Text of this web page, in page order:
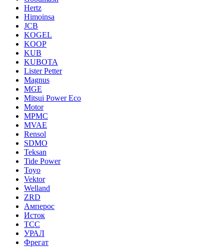
Hertz
Himoinsa
JCB
KOGEL
KOOP
KUB
KUBOTA
Lister Petter
Magnus
MGE
Mitsui Power Eco
Motor
MPMC
MVAE
Rensol
SDMO
Teksan
Tide Power
Toyo
Vektor
Welland
ZRD
Амперос
Исток
ТСС
УРАЛ
Фрегат